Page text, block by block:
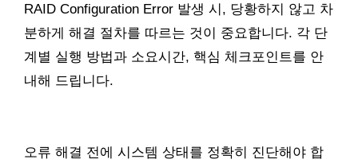
RAID Configuration Error 발생 시, 당황하지 않고 차
분하게 해결 절차를 따르는 것이 중요합니다. 각 단
계별 실행 방법과 소요시간, 핵심 체크포인트를 안
내해 드립니다.
오류 해결 전에 시스템 상태를 정확히 진단해야 합